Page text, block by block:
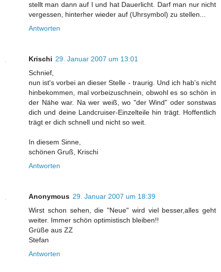
stellt man dann auf I und hat Dauerlicht. Darf man nur nicht
vergessen, hinterher wieder auf (Uhrsymbol) zu stellen...
Antworten
Krischi 29. Januar 2007 um 13:01
Schnief,
nun ist's vorbei an dieser Stelle - traurig. Und ich hab's nicht
hinbekommen, mal vorbeizuschnein, obwohl es so schön in
der Nähe war. Na wer weiß, wo "der Wind" oder sonstwas
dich und deine Landcruiser-Einzelteile hin trägt. Hoffentlich
trägt er dich schnell und nicht so weit.
In diesem Sinne,
schönen Gruß, Krischi
Antworten
Anonymous 29. Januar 2007 um 18:39
Wirst schon sehen, die "Neue" wird viel besser,alles geht
weiter. Immer schön optimistisch bleiben!!
Grüße aus ZZ
Stefan
Antworten